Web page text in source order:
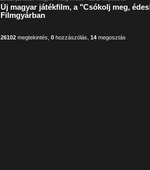
Új magyar játékfilm, a "Csókolj meg,
Filmgyárban
26102 megtekintés ,0 hozzászólás ,14 megosztás